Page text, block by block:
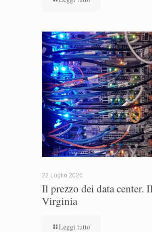
22 Luglio 2026
Il prezzo dei data center.
Virginia
Leggi tutto